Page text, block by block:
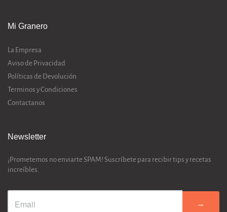
Mi Granero
La Empresa
Aviso de Privacidad
Políticas de Devolución
Terminos y Condiciones
Contactanos
Newsletter
¡Prometemos no enviarte SPAM! Suscríbete para recibir tips y recetas
increíbles.
→